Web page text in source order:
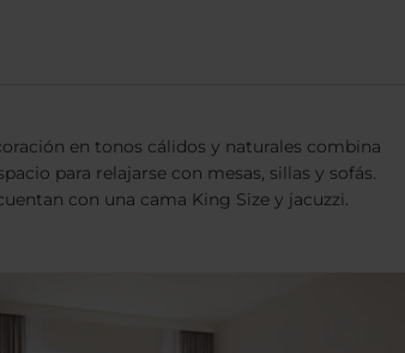
en tonos cálidos y naturales combina
para relajarse con mesas, sillas y sofás.
con una cama King Size y jacuzzi.